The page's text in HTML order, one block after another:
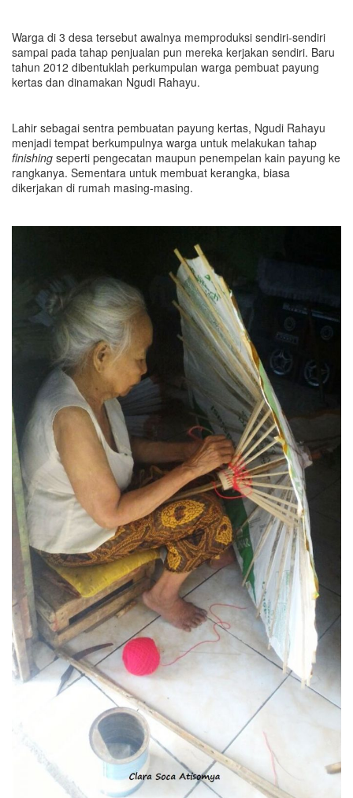
Warga di 3 desa tersebut awalnya memproduksi sendiri-sendiri
sampai pada tahap penjualan pun mereka kerjakan sendiri. Baru
tahun 2012 dibentuklah perkumpulan warga pembuat payung
kertas dan dinamakan Ngudi Rahayu.
Lahir sebagai sentra pembuatan payung kertas, Ngudi Rahayu
menjadi tempat berkumpulnya warga untuk melakukan tahap
finishing seperti pengecatan maupun penempelan kain payung ke
rangkanya. Sementara untuk membuat kerangka, biasa
dikerjakan di rumah masing-masing.